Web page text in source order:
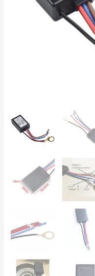
Intensidade,
25W